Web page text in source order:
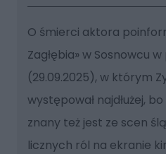
O śmierci aktora
Zagłębia» w Sosnowcu
(29.09.2025), w którym
występował najdłużej,
znany też jest ze scen
licznych ról na ekranie